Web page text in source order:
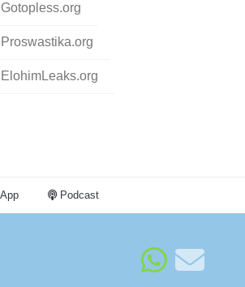
Gotopless.org
Proswastika.org
ElohimLeaks.org
Podcast